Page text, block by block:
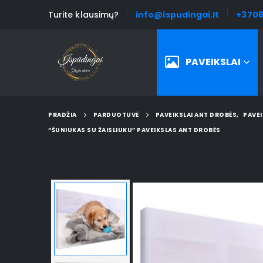
Turite klausimų? info@ispudingai.lt
PAVEIKSLAI
PRADŽIA PARDUOTUVĖ PAVEIKSLAI ANT DROBĖS,
“ŠUNIUKAS SU ŽAISLIUKU” PAVEIKSLAS ANT DROBĖS